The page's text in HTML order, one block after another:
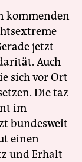
kommenden
jetzt
Auch
sich vor Ort
Die taz
im
bundesweit
einen
und Erhalt